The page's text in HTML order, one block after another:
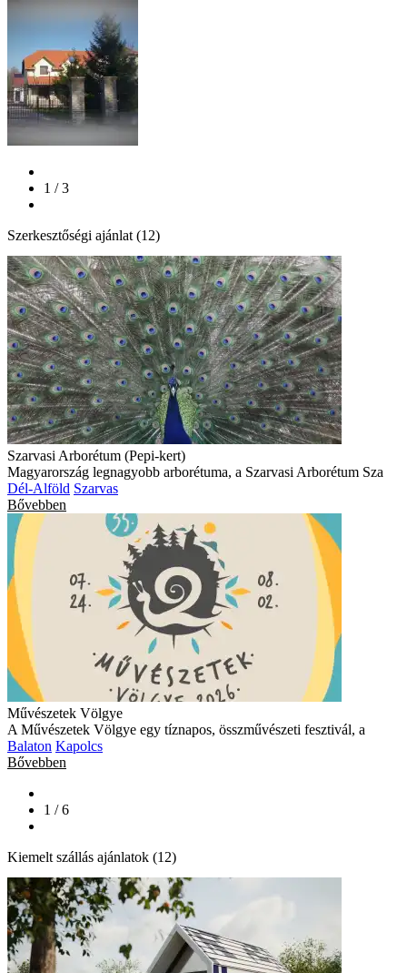
1 / 3
Szerkesztőségi ajánlat (12)
Szarvasi Arborétum (Pepi-kert)
Magyarország legnagyobb arborétuma, a Szarvasi Arborétum Sza
Dél-Alföld Szarvas
Bővebben
Művészetek Völgye
A Művészetek Völgye egy tíznapos, összművészeti fesztivál, a
Balaton Kapolcs
Bővebben
1 / 6
Kiemelt szállás ajánlatok (12)